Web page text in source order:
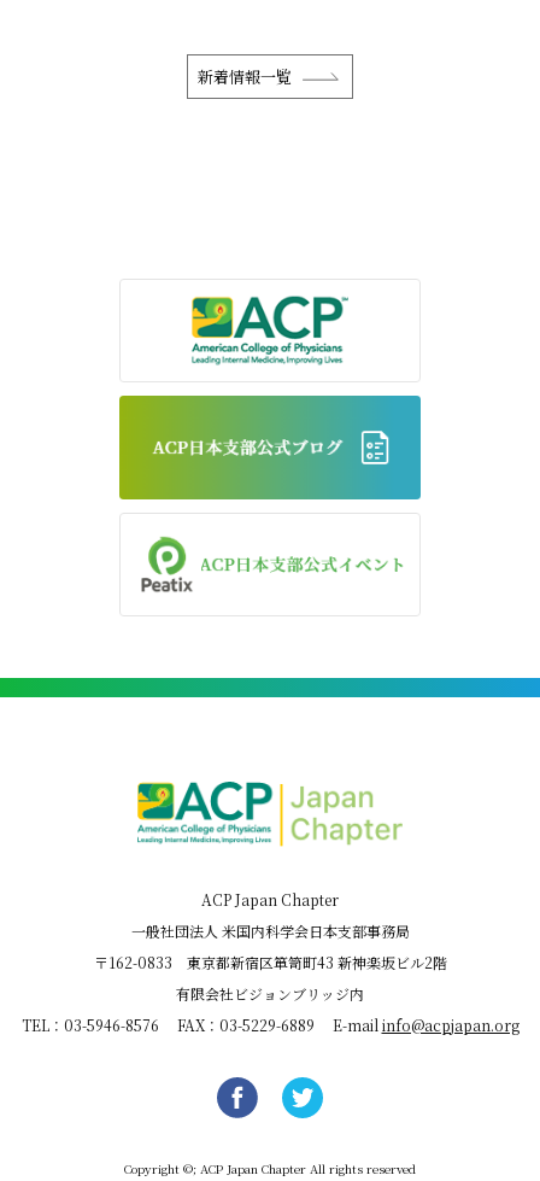
新着情報一覧
ACP Japan Chapter
一般社団法人 米国内科学会日本支部事務局
〒162-0833 東京都新宿区箪笥町43 新神楽坂ビル2階
有限会社ビジョンブリッジ内
TEL：03-5946-8576 FAX：03-5229-6889 E-mail info@acpjapan.org
Copyright ©; ACP Japan Chapter All rights reserved